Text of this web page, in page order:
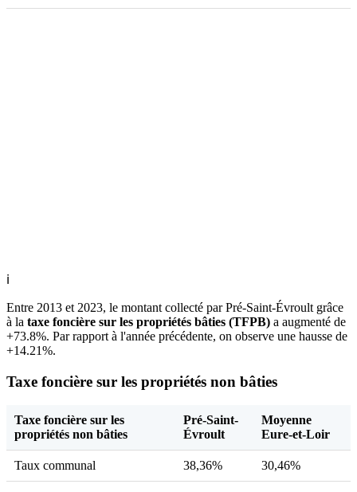
ℹ
Entre 2013 et 2023, le montant collecté par Pré-Saint-Évroult grâce
à la taxe foncière sur les propriétés bâties (TFPB) a augmenté de
+73.8%. Par rapport à l'année précédente, on observe une hausse de
+14.21%.
Taxe foncière sur les propriétés non bâties
Taxe foncière sur les
propriétés non bâties
Pré-Saint-
Évroult
Moyenne
Eure-et-Loir
Taux communal 38,36% 30,46%